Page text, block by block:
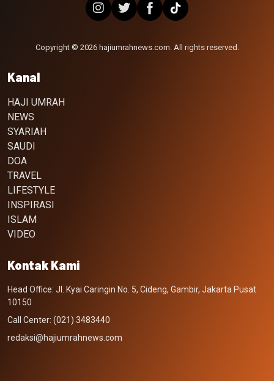
Copyright © 2026 hajiumrahnews.com. All rights reserved.
Kanal
HAJI UMRAH
NEWS
SYARIAH
SAUDI
DOA
TRAVEL
LIFESTYLE
INSPIRASI
ISLAM
VIDEO
Kontak Kami
Head Office: Jl. Kyai Caringin No. 5, Cideng, Gambir, Jakarta Pusat
10150
Call Center: (021) 3483440
redaksi@hajiumrahnews.com